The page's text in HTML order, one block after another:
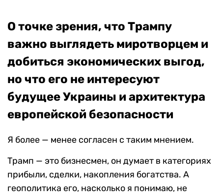
О точке зрения, что Трампу
важно выглядеть миротворцем и
добиться экономических выгод,
но что его не интересуют
будущее Украины и архитектура
европейской безопасности
Я более — менее согласен с таким мнением.
Трамп — это бизнесмен, он думает в категориях
прибыли, сделки, накопления богатства. А
геополитика его, насколько я понимаю, не